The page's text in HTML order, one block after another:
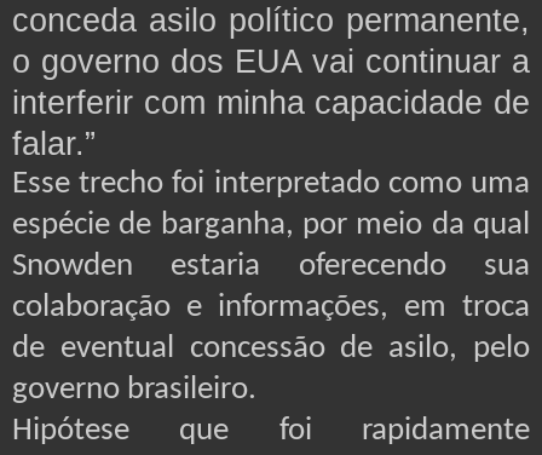
conceda asilo político permanente,
o governo dos EUA vai continuar a
interferir com minha capacidade de
falar.”
Esse trecho foi interpretado como uma
espécie de barganha, por meio da qual
Snowden estaria oferecendo sua
colaboração e informações, em troca
de eventual concessão de asilo, pelo
governo brasileiro.
Hipótese que foi rapidamente